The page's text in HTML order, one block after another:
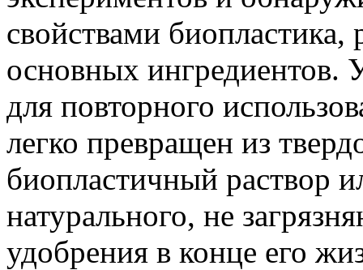
свойствами
основных ингредиентов.
для повторного
легко превращен из
биопластичный раствор
натурального, не
удобрения в конце его